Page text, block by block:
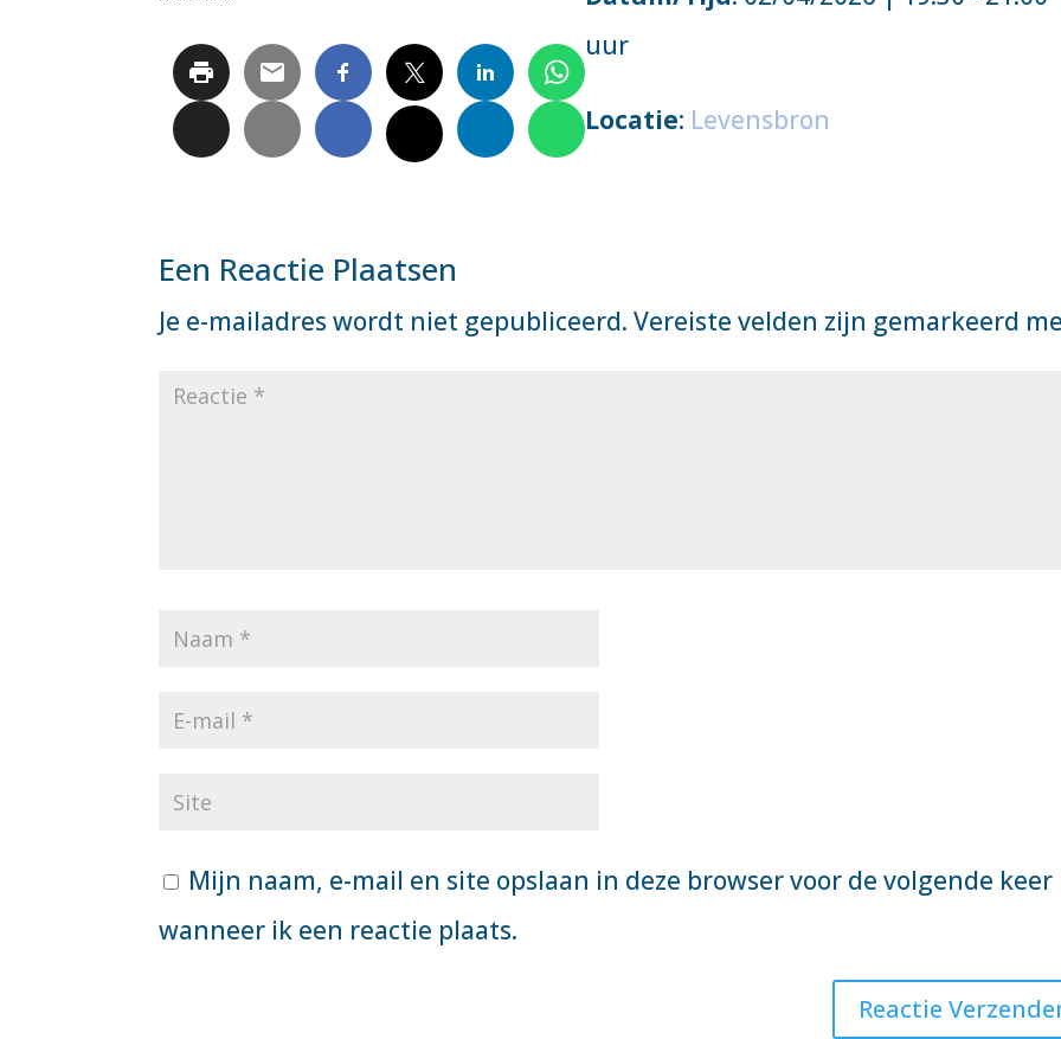
uur
Locatie: Levensbron
Een Reactie Plaatsen
Je e-mailadres wordt niet gepubliceerd. Vereiste velden zijn gemarkeerd
Mijn naam, e-mail en site opslaan in deze browser voor de volgende keer
wanneer ik een reactie plaats.